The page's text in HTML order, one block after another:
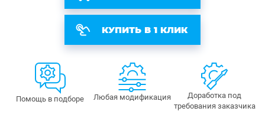
КУПИТЬ В 1 КЛИК
Помощь в подборе Любая модификация
Доработка под
требования заказчика